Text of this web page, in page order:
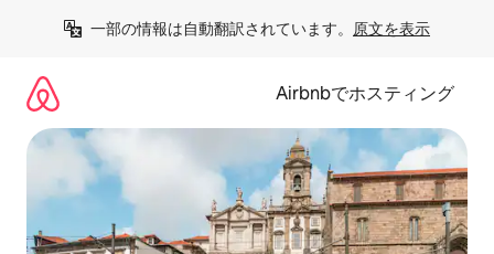
一部の情報は自動翻訳されています。 原文を表示
Airbnbでホスティング